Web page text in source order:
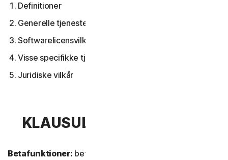
Definitioner
Generelle tjenestevilkår
Softwarelicensvilkår
Visse specifikke tjenestevilkår
Juridiske vilkår
KLAUSUL 1 – DEFINITIONER
Betafunktioner: betyder nye og/eller opdaterede